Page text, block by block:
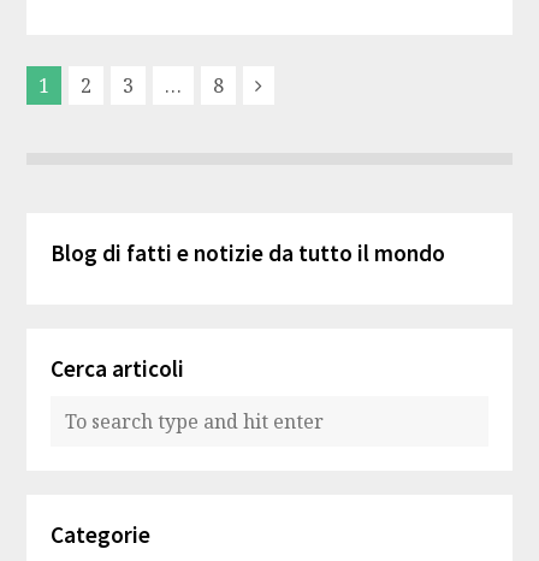
1 2 3 … 8
Blog di fatti e notizie da tutto il mondo
Cerca articoli
Categorie